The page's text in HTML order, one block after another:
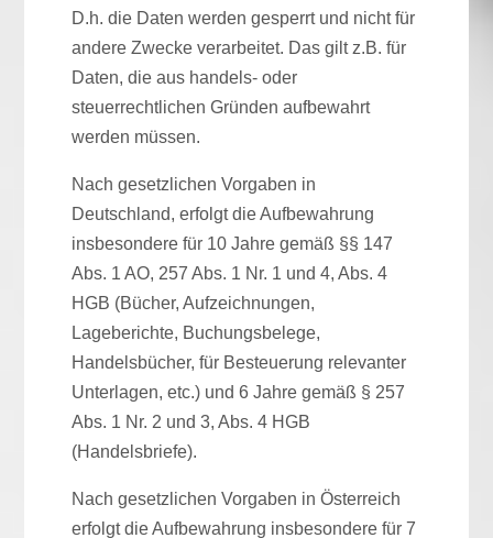
D.h. die Daten werden gesperrt und nicht für
andere Zwecke verarbeitet. Das gilt z.B. für
Daten, die aus handels- oder
steuerrechtlichen Gründen aufbewahrt
werden müssen.
Nach gesetzlichen Vorgaben in
Deutschland, erfolgt die Aufbewahrung
insbesondere für 10 Jahre gemäß §§ 147
Abs. 1 AO, 257 Abs. 1 Nr. 1 und 4, Abs. 4
HGB (Bücher, Aufzeichnungen,
Lageberichte, Buchungsbelege,
Handelsbücher, für Besteuerung relevanter
Unterlagen, etc.) und 6 Jahre gemäß § 257
Abs. 1 Nr. 2 und 3, Abs. 4 HGB
(Handelsbriefe).
Nach gesetzlichen Vorgaben in Österreich
erfolgt die Aufbewahrung insbesondere für 7